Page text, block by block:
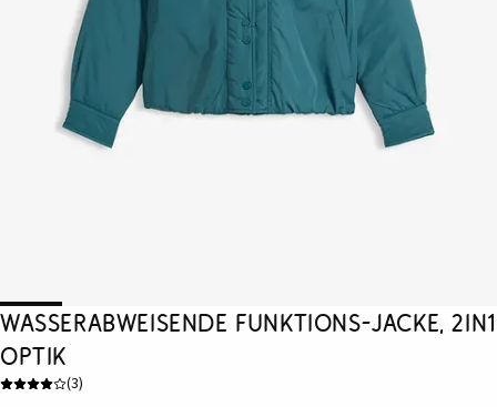
Wasserabweisende Funktions-Jacke, 2in1
Optik
(3)